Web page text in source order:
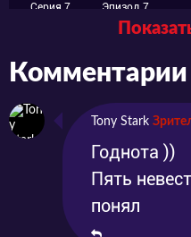
родителей и стать
обеспеченной семьи,
гитаре и поёт в
возражения
Что ждёт этих
они свои в мечты в
останутся
Серия 7
Эпизод 7
Эпизод 8
Серия 10
Эпизод 10
Серия 12
Эпизод 12
Комментарии
Tony Stark
Годнота ))
Пять
понял